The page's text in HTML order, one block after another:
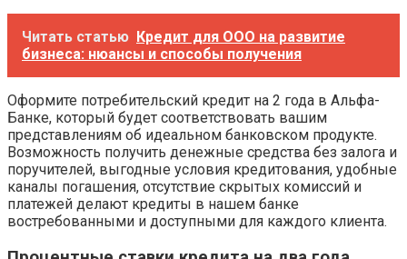
Читать статью Кредит для ООО на развитие
бизнеса: нюансы и способы получения
Оформите потребительский кредит на 2 года в Альфа-
Банке, который будет соответствовать вашим
представлениям об идеальном банковском продукте.
Возможность получить денежные средства без залога и
поручителей, выгодные условия кредитования, удобные
каналы погашения, отсутствие скрытых комиссий и
платежей делают кредиты в нашем банке
востребованными и доступными для каждого клиента.